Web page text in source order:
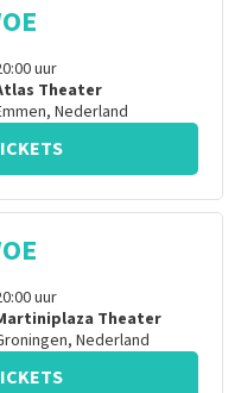
uur
Theater
, Nederland
uur
Theater
, Nederland